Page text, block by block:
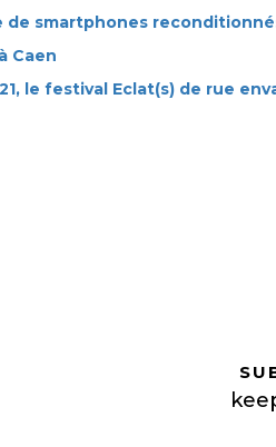
smartphones
Caen
le festival Eclat(s) de rue